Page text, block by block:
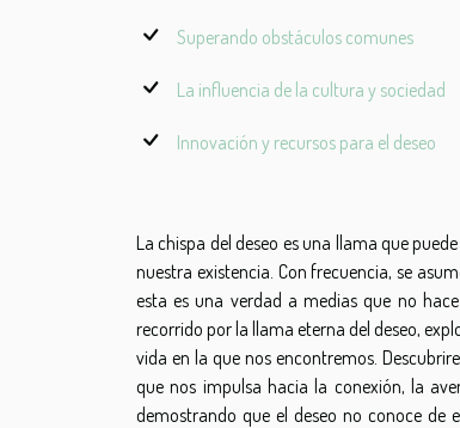
Superando obstáculos comunes
La influencia de la cultura y sociedad
Innovación y recursos para el deseo
La chispa del deseo es una llama que
nuestra existencia. Con frecuencia, se
esta es una verdad a medias que no
recorrido por la llama eterna del deseo,
vida en la que nos encontremos.
que nos impulsa hacia la conexión, la
demostrando que el deseo no conoce de